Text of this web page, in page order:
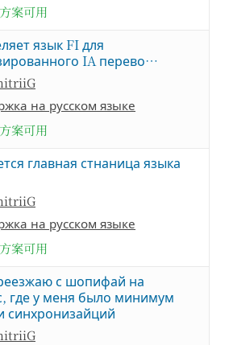
案可用
язык FI для
IA перево…
на русском языке
案可用
главная стнаница языка
на русском языке
案可用
с шопифай на
где у меня было минимум
синхронизайций